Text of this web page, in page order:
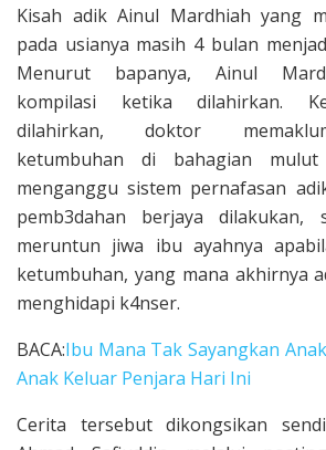
Kisah adik Ainul Mardhiah yang
pada usianya masih 4 bulan
Menurut bapanya, Ainul
kompilasi ketika dilahirkan.
dilahirkan, doktor
ketumbuhan di bahagian
menganggu sistem pernafasan
pemb3dahan berjaya
meruntun jiwa ibu ayahnya
ketumbuhan, yang mana akhirnya
menghidapi k4nser.
BACA:Ibu Mana Tak Sayangkan
Anak Keluar Penjara Hari Ini
Cerita tersebut dikongsikan